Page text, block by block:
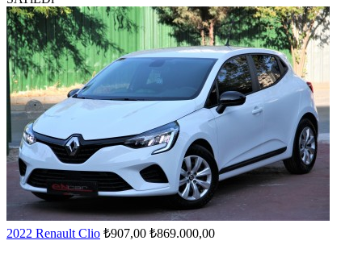
2022 Renault Clio ₺907,00 ₺869.000,00